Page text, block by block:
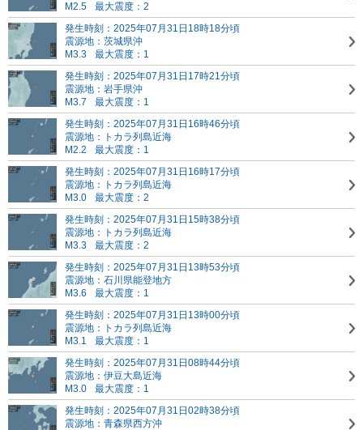
M2.5
最大震度：2
発生時刻：2025年07月31日18時18分頃
震源地：茨城県沖
M3.3
最大震度：1
発生時刻：2025年07月31日17時21分頃
震源地：岩手県沖
M3.7
最大震度：1
発生時刻：2025年07月31日16時46分頃
震源地：トカラ列島近海
M2.2
最大震度：1
発生時刻：2025年07月31日16時17分頃
震源地：トカラ列島近海
M3.0
最大震度：2
発生時刻：2025年07月31日15時38分頃
震源地：トカラ列島近海
M3.3
最大震度：2
発生時刻：2025年07月31日13時53分頃
震源地：石川県能登地方
M3.6
最大震度：1
発生時刻：2025年07月31日13時00分頃
震源地：トカラ列島近海
M3.1
最大震度：1
発生時刻：2025年07月31日08時44分頃
震源地：伊豆大島近海
M3.0
最大震度：1
発生時刻：2025年07月31日02時38分頃
震源地：青森県西方沖